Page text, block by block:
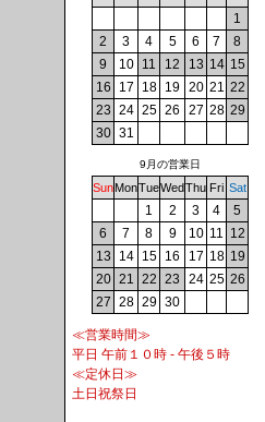
1
2
3 4 5 6 7
8
9
10 11 12 13 14 15
16
17 18 19 20 21 22
23 24 25 26 27 28 29
30 31
9月の営業日
SunMonTueWedThu Fri Sat
1 2 3 4
5
6
7 8 9 10 11 12
13
14 15 16 17 18 19
20 21 22 23 24 25 26
27 28 29 30
≪営業時間≫
平日 午前１０時 - 午後５時
≪定休日≫
土日祝祭日